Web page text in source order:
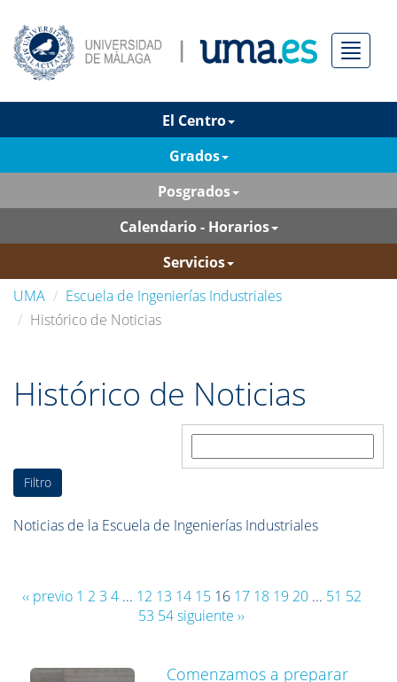
Menú
El Centro
Grados
Posgrados
Calendario - Horarios
Servicios
UMA
Escuela de Ingenierías Industriales
Histórico de Noticias
Histórico de Noticias
Noticias de la Escuela de Ingenierías Industriales
‹‹ previo 1 2 3 4... 12 13 14 15 16 17 18 19 20... 51 52
53 54siguiente ››
Comenzamos a preparar